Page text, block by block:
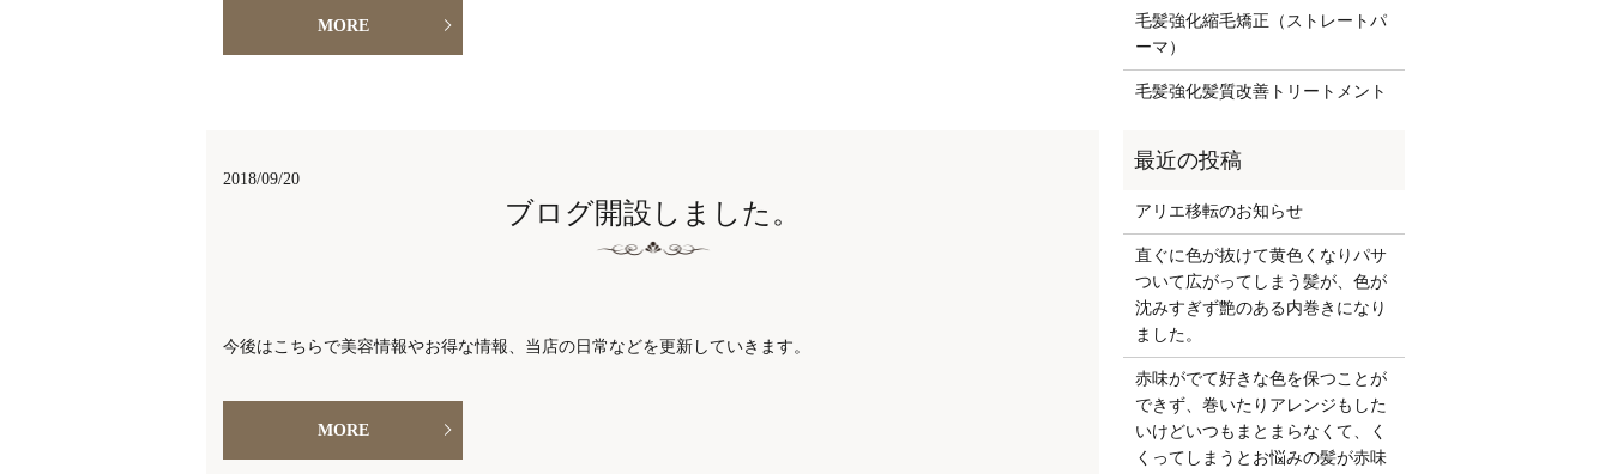
MORE
2018/09/20
ブログ開設しました。
今後はこちらで美容情報やお得な情報、当店の日常などを更新していきます。
MORE
毛髪強化縮毛矯正（ストレートパ
ーマ）
毛髪強化髪質改善トリートメント
アリエ移転のお知らせ
直ぐに色が抜けて黄色くなりパサ
ついて広がってしまう髪が、色が
沈みすぎず艶のある内巻きになり
ました。
赤味がでて好きな色を保つことが
できず、巻いたりアレンジもした
いけどいつもまとまらなくて、く
くってしまうとお悩みの髪が赤味